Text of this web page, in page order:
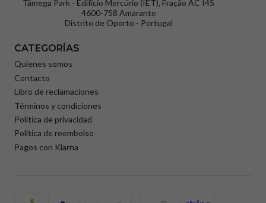
Tâmega Park - Edifício Mercúrio (IET), Fração AC I45
4600-758 Amarante
Distrito de Oporto - Portugal
CATEGORÍAS
Quienes somos
Contacto
Libro de reclamaciones
Términos y condiciones
Política de privacidad
Política de reembolso
Pagos con Klarna